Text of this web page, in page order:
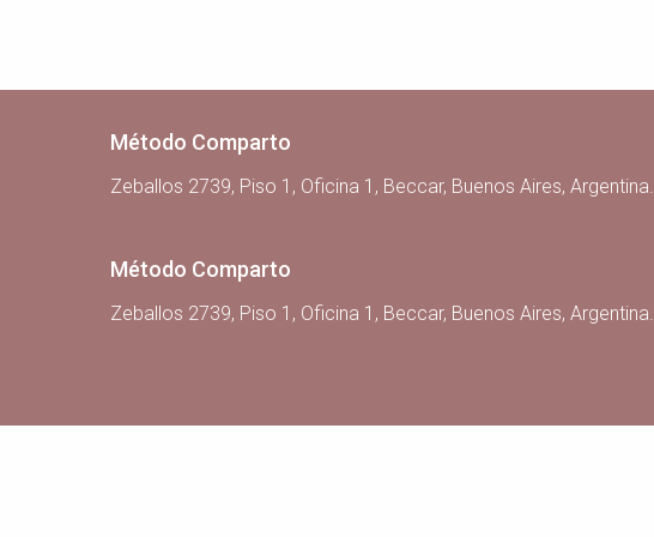
Método Comparto
Zeballos 2739, Piso 1, Oficina 1, Beccar, Buenos Aires, Argentina.
Método Comparto
Zeballos 2739, Piso 1, Oficina 1, Beccar, Buenos Aires, Argentina.